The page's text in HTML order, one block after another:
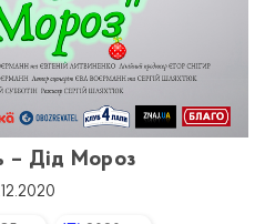
– Дід Мороз